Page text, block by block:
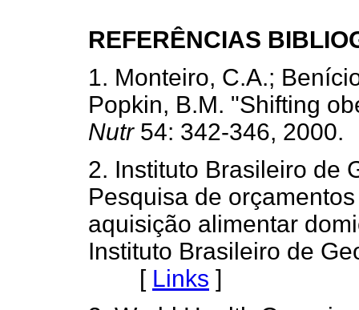
REFERÊNCIAS
1. Monteiro, C.A.;
Popkin, B.M. "Shifting
Nutr54: 342-346,
2. Instituto Brasileiro de
Pesquisa de
aquisição alimentar
Instituto Brasileiro de
[ Links ]